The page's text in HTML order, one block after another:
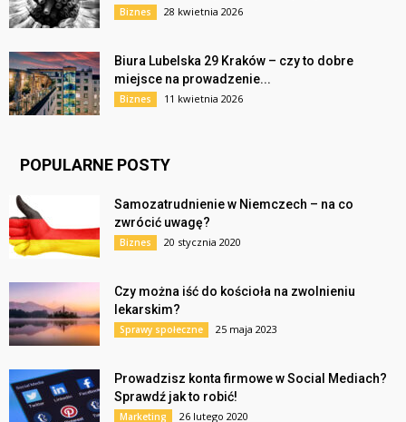
Biznes 28 kwietnia 2026
Biura Lubelska 29 Kraków – czy to dobre
miejsce na prowadzenie...
Biznes 11 kwietnia 2026
POPULARNE POSTY
Samozatrudnienie w Niemczech – na co
zwrócić uwagę?
Biznes 20 stycznia 2020
Czy można iść do kościoła na zwolnieniu
lekarskim?
Sprawy społeczne 25 maja 2023
Prowadzisz konta firmowe w Social Mediach?
Sprawdź jak to robić!
Marketing 26 lutego 2020